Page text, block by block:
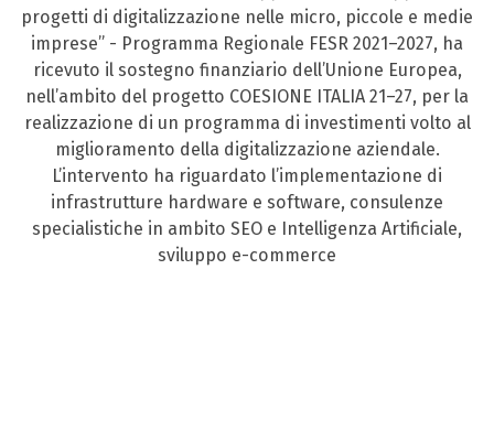
progetti di digitalizzazione nelle micro, piccole e medie
imprese” - Programma Regionale FESR 2021–2027, ha
ricevuto il sostegno finanziario dell’Unione Europea,
nell’ambito del progetto COESIONE ITALIA 21–27, per la
realizzazione di un programma di investimenti volto al
miglioramento della digitalizzazione aziendale.
L’intervento ha riguardato l’implementazione di
infrastrutture hardware e software, consulenze
specialistiche in ambito SEO e Intelligenza Artificiale,
sviluppo e-commerce